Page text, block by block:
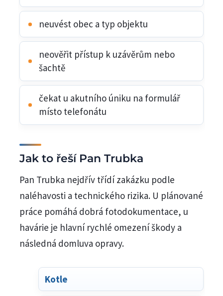
neuvést obec a typ objektu
neověřit přístup k uzávěrům nebo
šachtě
čekat u akutního úniku na formulář
místo telefonátu
Jak to řeší Pan Trubka
Pan Trubka nejdřív třídí zakázku podle
naléhavosti a technického rizika. U plánované
práce pomáhá dobrá fotodokumentace, u
havárie je hlavní rychlé omezení škody a
následná domluva opravy.
Kotle